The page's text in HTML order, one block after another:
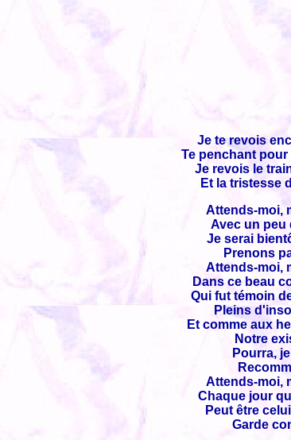
Je te revois
Te penchant pour
Je revois le
Et la tristesse
Attends-moi,
Avec un peu
Je serai
Prenons
Attends-moi,
Dans ce beau
Qui fut témoin
Pleins
Et comme aux
Notre
Pourra,
Attends-moi,
Chaque jour
Peut être
Garde